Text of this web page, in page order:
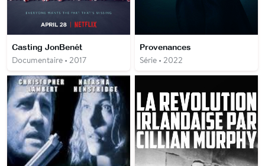
Casting JonBenét
Documentaire • 2017
Provenances
Série • 2022